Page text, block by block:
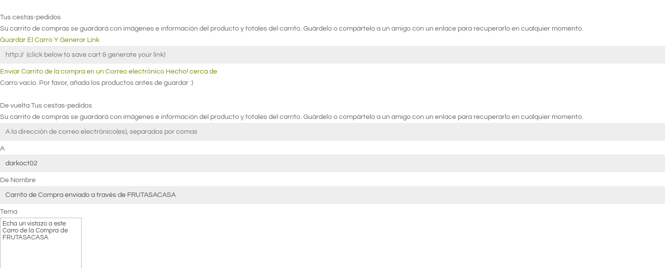
Tus cestas-pedidos
Su carrito de compras se guardará con imágenes e información del producto y totales del carrito. Guárdelo o compártelo a un amigo con un enlace para recuperarlo en cualquier momento.
Guardar El Carro Y Generar Link
Enviar Carrito de la compra en un Correo electrónico Hecho! cerca de
Carro vacío. Por favor, añada los productos antes de guardar :)
De vuelta Tus cestas-pedidos
Su carrito de compras se guardará con imágenes e información del producto y totales del carrito. Guárdelo o compártelo a un amigo con un enlace para recuperarlo en cualquier momento.
A
De Nombre
Tema